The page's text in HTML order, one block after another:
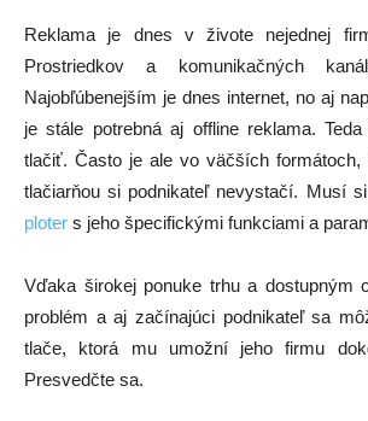
Reklama je dnes v živote nejednej
Prostriedkov a komunikačných
Najobľúbenejším je dnes internet, no aj
je stále potrebná aj offline reklama.
tlačiť. Často je ale vo väčších formátoch,
tlačiarňou si podnikateľ nevystačí. Musí si
ploter s jeho špecifickými funkciami a
Vďaka širokej ponuke trhu a dostupným
problém a aj začínajúci podnikateľ sa
tlače, ktorá mu umožní jeho firmu
Presvedčte sa.